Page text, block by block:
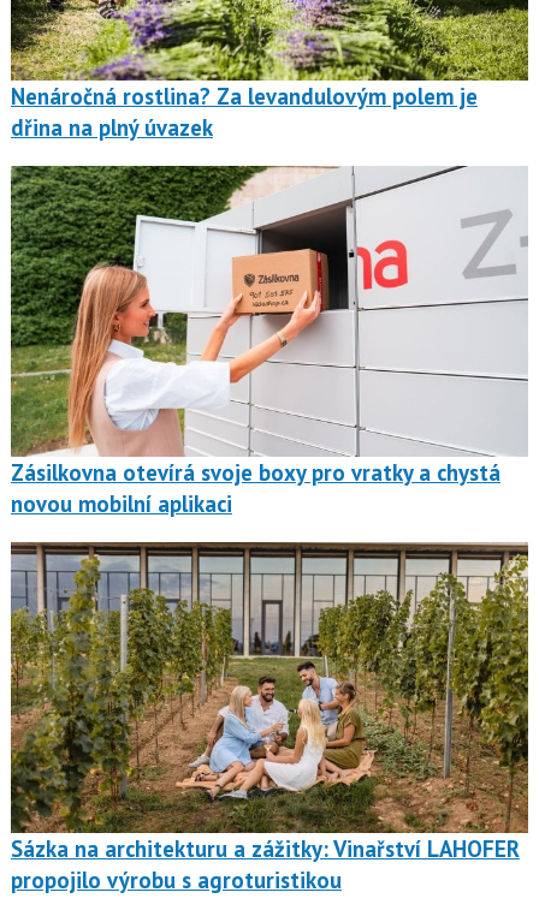
Nenáročná rostlina? Za levandulovým polem je
dřina na plný úvazek
Zásilkovna otevírá svoje boxy pro vratky a chystá
novou mobilní aplikaci
Sázka na architekturu a zážitky: Vinařství LAHOFER
propojilo výrobu s agroturistikou